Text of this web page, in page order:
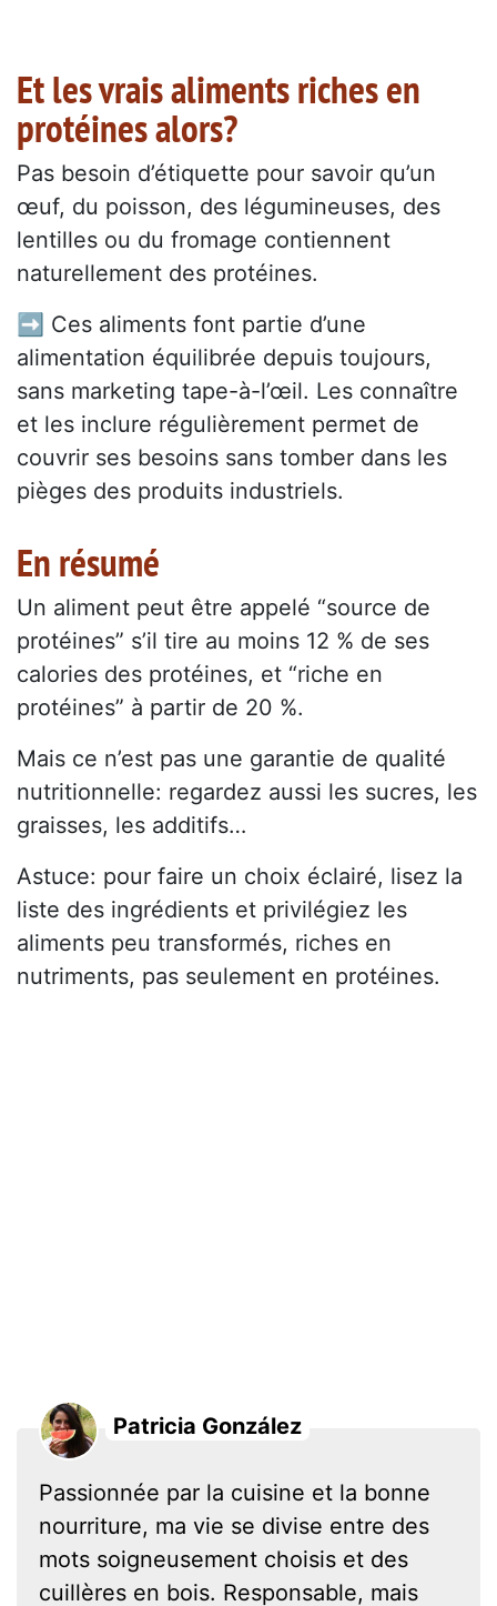
Et les vrais aliments riches en
protéines alors?
Pas besoin d’étiquette pour savoir qu’un
œuf, du poisson, des légumineuses, des
lentilles ou du fromage contiennent
naturellement des protéines.
➡️ Ces aliments font partie d’une
alimentation équilibrée depuis toujours,
sans marketing tape-à-l’œil. Les connaître
et les inclure régulièrement permet de
couvrir ses besoins sans tomber dans les
pièges des produits industriels.
En résumé
Un aliment peut être appelé “source de
protéines” s’il tire au moins 12 % de ses
calories des protéines, et “riche en
protéines” à partir de 20 %.
Mais ce n’est pas une garantie de qualité
nutritionnelle: regardez aussi les sucres, les
graisses, les additifs…
Astuce: pour faire un choix éclairé, lisez la
liste des ingrédients et privilégiez les
aliments peu transformés, riches en
nutriments, pas seulement en protéines.
Patricia González
Passionnée par la cuisine et la bonne
nourriture, ma vie se divise entre des
mots soigneusement choisis et des
cuillères en bois. Responsable, mais